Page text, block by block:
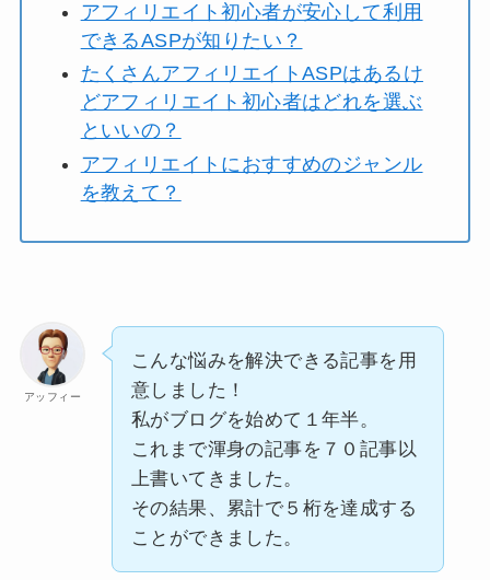
アフィリエイト初心者が安心して利用
できるASPが知りたい？
たくさんアフィリエイトASPはあるけ
どアフィリエイト初心者はどれを選ぶ
といいの？
アフィリエイトにおすすめのジャンル
を教えて？
アッフィー
こんな悩みを解決できる記事を用
意しました！
私がブログを始めて１年半。
これまで渾身の記事を７０記事以
上書いてきました。
その結果、累計で５桁を達成する
ことができました。